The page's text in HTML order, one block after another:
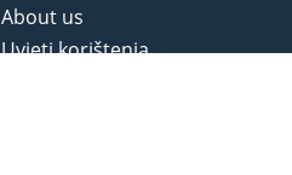
About us
Uvjeti korištenja